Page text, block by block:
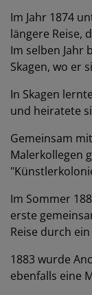
Im Jahr 1874
längere Reise,
Im selben Jahr
Skagen, wo er
In Skagen
und heiratete
Gemeinsam
Malerkollegen
Im Sommer
erste
Reise durch
1883 wurde
ebenfalls eine